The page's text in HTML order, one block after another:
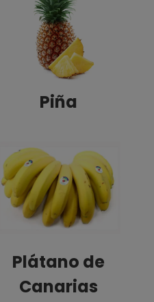
Piña
Plátano de
Canarias